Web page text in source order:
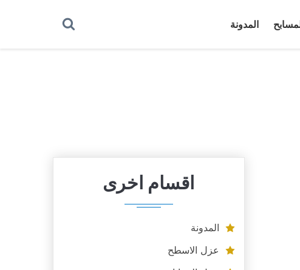
المدونة
اقسام اخرى
المدونة
عزل الاسطح